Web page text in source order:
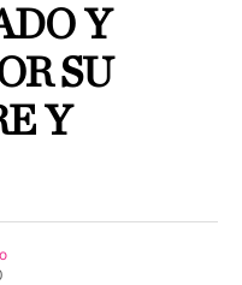
Y
SU
Y